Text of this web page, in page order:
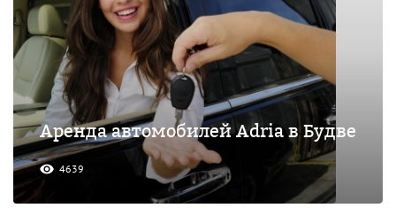
Аренда автомобилей Adria в Будве
4639